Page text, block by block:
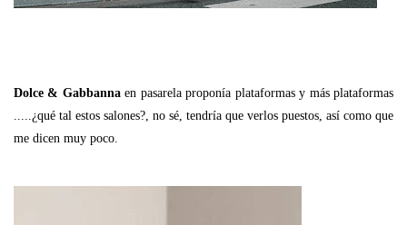
Dolce & Gabbannaen pasarela proponía plataformas y más plataformas
.....¿qué tal estos salones?, no sé, tendría que verlos puestos, así como que
me dicen muy poco.